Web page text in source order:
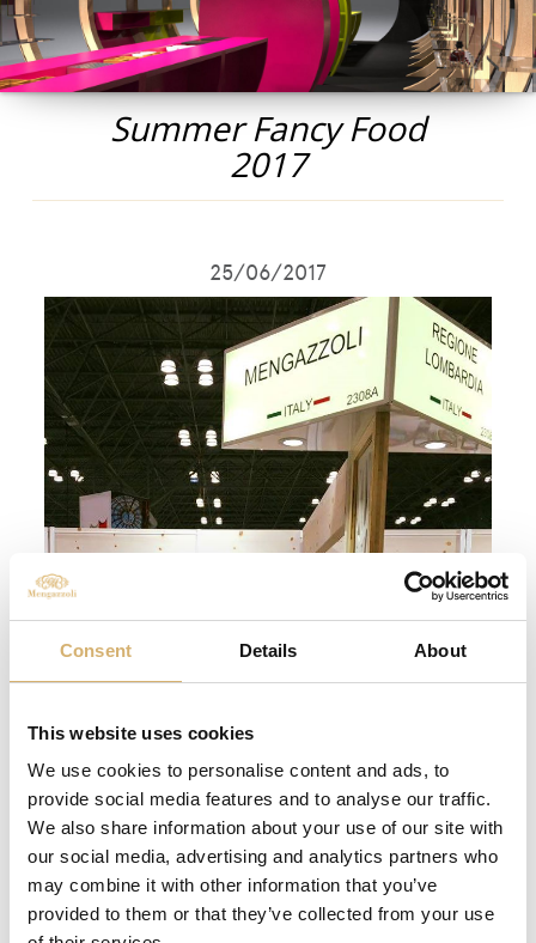
Consent Details About
This website uses cookies
We use cookies to personalise content and ads, to
provide social media features and to analyse our traffic.
We also share information about your use of our site with
our social media, advertising and analytics partners who
may combine it with other information that you’ve
provided to them or that they’ve collected from your use
Egocalo
Mengazzoli TV
Servizio Clienti
Mengazzoli LIVESummer Fancy Food
2017
25/06/2017